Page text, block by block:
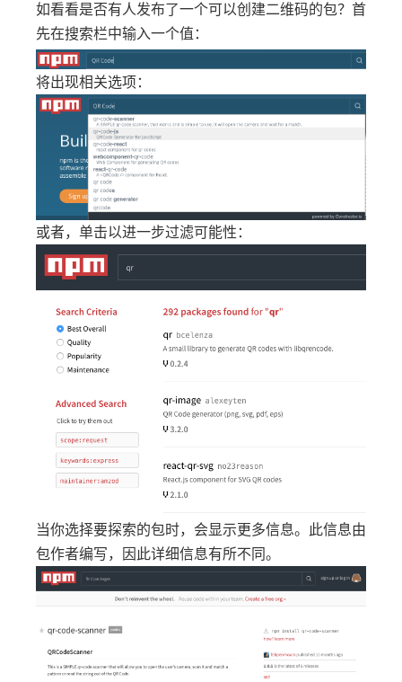
如看看是否有人发布了一个可以创建二维码的包？首
先在搜索栏中输入一个值：
将出现相关选项：
或者，单击以进一步过滤可能性：
当你选择要探索的包时，会显示更多信息。此信息由
包作者编写，因此详细信息有所不同。